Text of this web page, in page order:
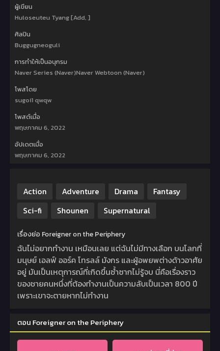
ผู้เขียน
Huloseuteu Tyang [Add, ]
ศิลปิน
Buggugneoguli
การทำให้เป็นอนุกรม
Naver Series (Naver)Naver Webtoon (Naver)
โพสโดย
sugoi1 qwqw
โพสต์เมื่อ
พฤษภาคม 6, 2022
อัปเดตเมื่อ
พฤษภาคม 6, 2022
Action Adventure Drama
Fantasy
Sci-fi
Shounen Supernatural
เรื่องย่อ Foreigner on the Periphery
ฉันไม่อยากทำงาน เหมือนเลย แต่ฉันไม่มีทางเลือก บนโลกที่
มนุษย์ เอลฟ์ ออร์ค โทรลล์ มังกร และผู้อพยพต่างด้าวอาศัย
อยู่ มันเป็นเหตุการณ์ที่เกิดขึ้นซ้ำซากไม่รู้จบ นี่คือเรื่องราว
ของชายคนหนึ่งที่ต้องทำงานเป็นความลับเป็นเวลา 800 ปี
เพราะเขาจะตายหากไม่ทำงาน
ตอน Foreigner on the Periphery